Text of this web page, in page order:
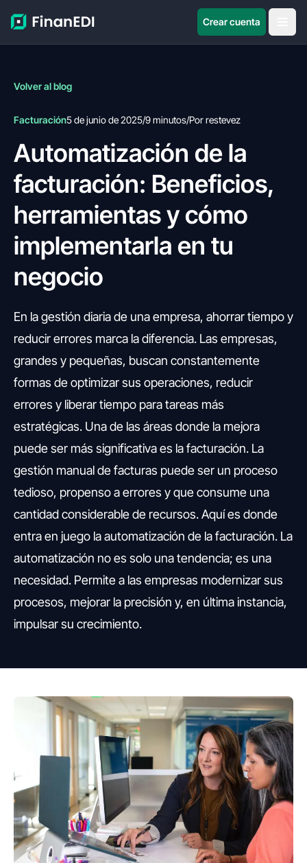
Crear cuenta
Volver al blog
Facturación5 de junio de 2025/9 minutos/Por restevez
Automatización de la
facturación: Beneficios,
herramientas y cómo
implementarla en tu
negocio
En la gestión diaria de una empresa, ahorrar tiempo y
reducir errores marca la diferencia. Las empresas,
grandes y pequeñas, buscan constantemente
formas de optimizar sus operaciones, reducir
errores y liberar tiempo para tareas más
estratégicas. Una de las áreas donde la mejora
puede ser más significativa es la facturación. La
gestión manual de facturas puede ser un proceso
tedioso, propenso a errores y que consume una
cantidad considerable de recursos. Aquí es donde
entra en juego la automatización de la facturación. La
automatización no es solo una tendencia; es una
necesidad. Permite a las empresas modernizar sus
procesos, mejorar la precisión y, en última instancia,
impulsar su crecimiento.